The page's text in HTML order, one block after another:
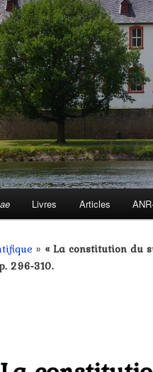
Livres Articles
» « La constitution du
296‑310.